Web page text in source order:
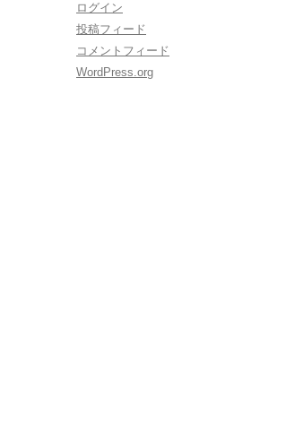
ログイン
投稿フィード
コメントフィード
WordPress.org